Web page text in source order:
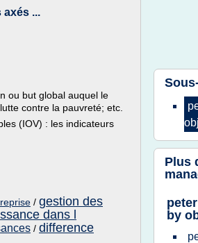
axés ...
ou but global auquel le
contre la pauvreté; etc.
(IOV) : les indicateurs
/ gestion des
dans l
/ difference
Plus
by